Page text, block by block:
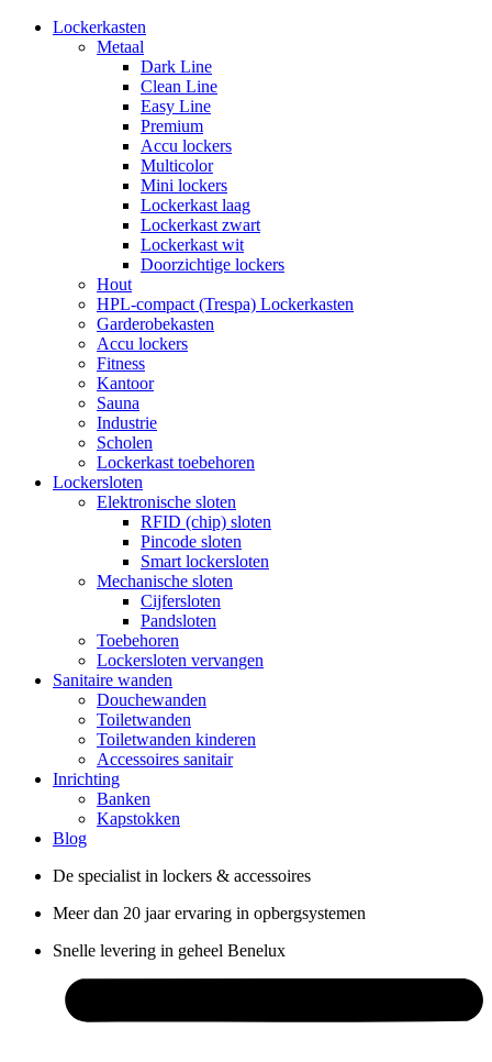
Lockerkasten
Metaal
Dark Line
Clean Line
Easy Line
Premium
Accu lockers
Multicolor
Mini lockers
Lockerkast laag
Lockerkast zwart
Lockerkast wit
Doorzichtige lockers
Hout
HPL-compact (Trespa) Lockerkasten
Garderobekasten
Accu lockers
Fitness
Kantoor
Sauna
Industrie
Scholen
Lockerkast toebehoren
Lockersloten
Elektronische sloten
RFID (chip) sloten
Pincode sloten
Smart lockersloten
Mechanische sloten
Cijfersloten
Pandsloten
Toebehoren
Lockersloten vervangen
Sanitaire wanden
Douchewanden
Toiletwanden
Toiletwanden kinderen
Accessoires sanitair
Inrichting
Banken
Kapstokken
Blog
De specialist in lockers & accessoires
Meer dan 20 jaar ervaring in opbergsystemen
Snelle levering in geheel Benelux